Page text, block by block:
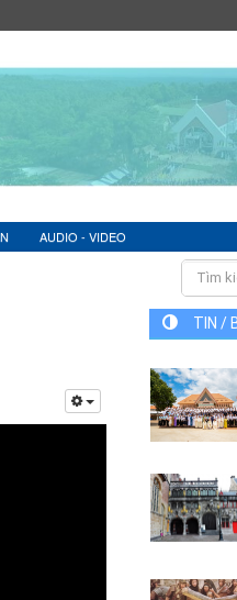
AUDIO - VIDEO
TIN /